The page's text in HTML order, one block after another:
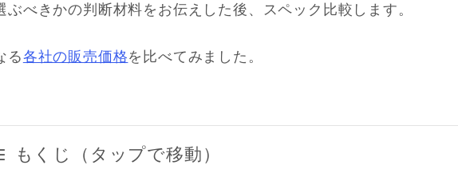
ぶべきかの判断材料をお伝えした後、スペック比較します。
る各社の販売価格を比べてみました。
もくじ（タップで移動）